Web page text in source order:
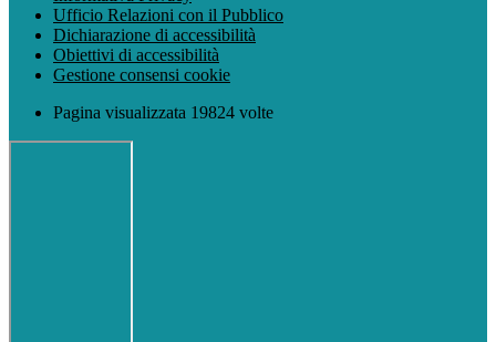
Ufficio Relazioni con il Pubblico
Dichiarazione di accessibilità
Obiettivi di accessibilità
Gestione consensi cookie
Pagina visualizzata 19824 volte